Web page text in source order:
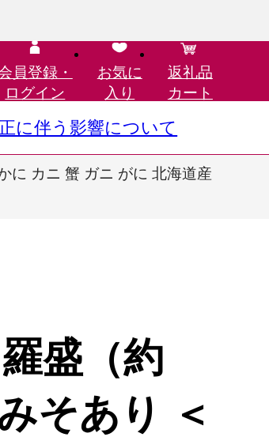
員登録・
ログイン
お気に
入り
返礼品
カート
に伴う影響について
に カニ 蟹 ガニ がに 北海道産
盛（約
そあり ＜